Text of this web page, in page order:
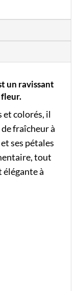
un ravissant
fleur.
et colorés, il
fraîcheur à
ses pétales
tout
à